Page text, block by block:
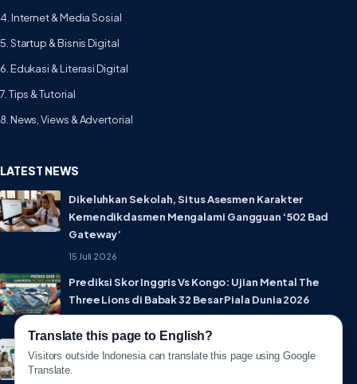
4. Internet & Media Sosial
5. Startup & Bisnis Digital
6. Edukasi & Literasi Digital
7. Tips & Tutorial
8. News, Views & Advertorial
LATEST NEWS
Dikeluhkan Sekolah, Situs Asesmen Karakter
Kemendikdasmen Mengalami Gangguan ‘502 Bad
Gateway’
15 Juli 2026
Prediksi Skor Inggris Vs Kongo: Ujian Mental The
Three Lions di Babak 32 Besar Piala Dunia 2026
Translate this page to English?
Visitors outside Indonesia can translate this page using Google
Translate.